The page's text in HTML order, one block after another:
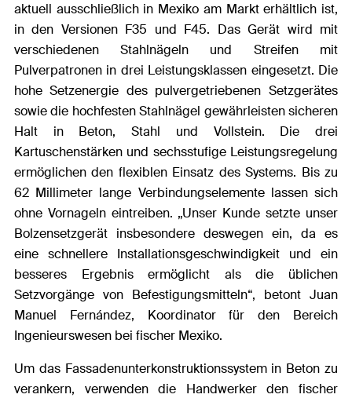
aktuell ausschließlich in Mexiko am Markt erhältlich ist,
in den Versionen F35 und F45. Das Gerät wird mit
verschiedenen Stahlnägeln und Streifen mit
Pulverpatronen in drei Leistungsklassen eingesetzt. Die
hohe Setzenergie des pulvergetriebenen Setzgerätes
sowie die hochfesten Stahlnägel gewährleisten sicheren
Halt in Beton, Stahl und Vollstein. Die drei
Kartuschenstärken und sechsstufige Leistungsregelung
ermöglichen den flexiblen Einsatz des Systems. Bis zu
62 Millimeter lange Verbindungselemente lassen sich
ohne Vornageln eintreiben. „Unser Kunde setzte unser
Bolzensetzgerät insbesondere deswegen ein, da es
eine schnellere Installationsgeschwindigkeit und ein
besseres Ergebnis ermöglicht als die üblichen
Setzvorgänge von Befestigungsmitteln“, betont Juan
Manuel Fernández, Koordinator für den Bereich
Ingenieurswesen bei fischer Mexiko.
Um das Fassadenunterkonstruktionssystem in Beton zu
verankern, verwenden die Handwerker den fischer